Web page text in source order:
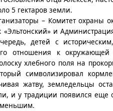
5 гектаров земли.
– Комитет охраны
и
детей с
отношения к
хлебного поля на
символизировал
жатву, земледельцы
и у традиции появился